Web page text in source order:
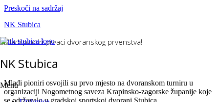
Preskoči na sadržaj
NK Stubica
NK Stubica
Menu
Mlađi pioniri prvaci dvoranskog prvenstva!
Mlađi pioniri osvojili su prvo mjesto na dvoranskom turniru u
organizaciji Nogometnog saveza Krapinsko-zagorske županije koje